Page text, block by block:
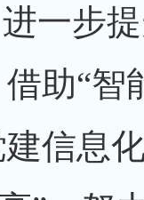
一步
助“智
信息